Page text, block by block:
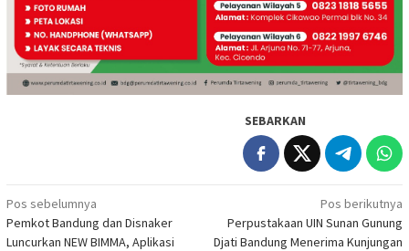
SEBARKAN
Navigasi
pos
Pos sebelumnya
Pemkot Bandung dan Disnaker
Luncurkan NEW BIMMA, Aplikasi
Pos berikutnya
Perpustakaan UIN Sunan Gunung
Djati Bandung Menerima Kunjungan